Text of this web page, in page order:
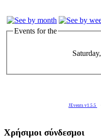
Events for the
JEvents v1.5.5
Χρήσιμοι σύνδεσμοι